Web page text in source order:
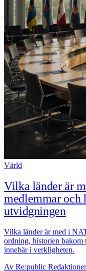
Värld
Vilka länder är
medlemmar och
utvidgningen
Vilka länder är med i
ordning, historien
innebär i verkligheten.
Av Re:public